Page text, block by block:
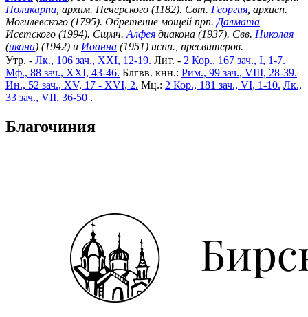
Поликарпа , архим. Печерского (1182). Свт. Георгия , архиеп.
Могилевского (1795). Обретение мощей прп. Далмата
Исетского (1994). Сщмч. Алфея диакона (1937). Свв. Николая
(икона) (1942) и Иоанна (1951) испп., пресвитеров.
Утр. - Лк., 106 зач., XXI, 12-19. Лит. - 2 Кор., 167 зач., I, 1-7.
Мф., 88 зач., XXI, 43-46. Блгвв. кнн.: Рим., 99 зач., VIII, 28-39.
Ин., 52 зач., XV, 17 - XVI, 2. Мц.: 2 Кор., 181 зач., VI, 1-10. Лк.,
33 зач., VII, 36-50 .
Благочиния